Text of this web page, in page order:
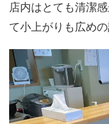
店内はとても清潔
て小上がりも広め